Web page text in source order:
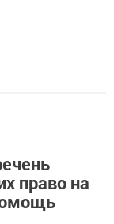
право на